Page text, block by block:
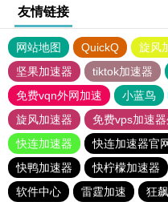
友情链接
网站地图 QuickQ 旋风
坚果加速器
tiktok加速器
免费vqn外网加速
小蓝鸟
旋风加速器
免费vps加速
快连加速器
快连加速器官
快鸭加速器
快柠檬加速器
软件中心
雷霆加速 狂